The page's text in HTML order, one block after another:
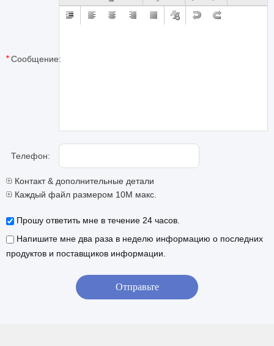
Сообщение:
Телефон:
Контакт & дополнительные детали
Каждый файл размером 10M макс.
Прошу ответить мне в течение 24 часов.
Напишите мне два раза в неделю информацию о последних
продуктов и поставщиков информации.